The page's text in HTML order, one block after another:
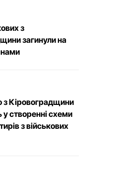
з
загинули на
з Кіровоградщини
створенні схеми
з військових